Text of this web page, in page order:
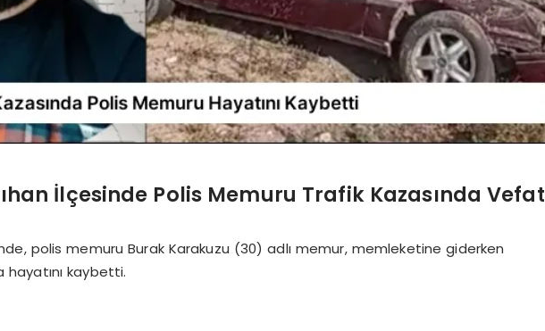
İlçesinde Polis Memuru Trafik Kazasında Vefat
polis memuru Burak Karakuzu (30) adlı memur, memleketine giderken
kaybetti.